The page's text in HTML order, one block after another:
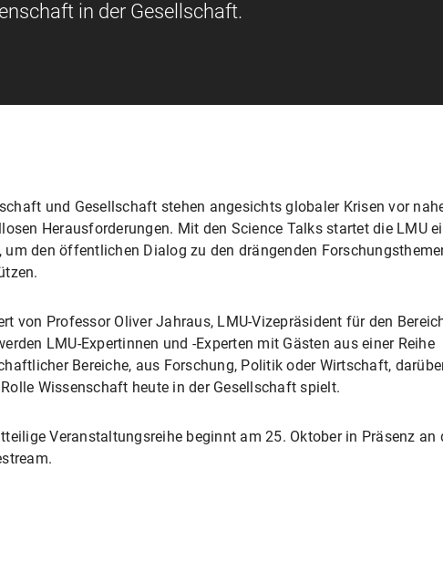
in der Gesellschaft.
und Gesellschaft stehen angesichts globaler Krisen vor
Herausforderungen. Mit den Science Talks startet die LMU
um den öffentlichen Dialog zu den drängenden
von Professor Oliver Jahraus, LMU-Vizepräsident für den
LMU-Expertinnen und -Experten mit Gästen aus einer Reihe
Bereiche, aus Forschung, Politik oder Wirtschaft,
Wissenschaft heute in der Gesellschaft spielt.
Veranstaltungsreihe beginnt am 25. Oktober in Präsenz an